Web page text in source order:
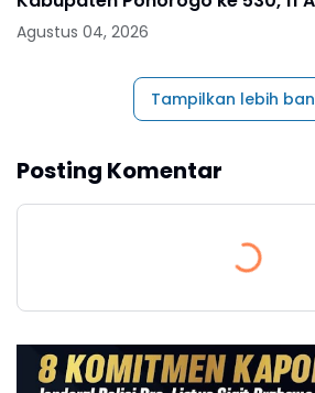
1496 - 11 Agustus 2026
Agustus 04, 2026
Tampilkan lebih
Posting Komentar